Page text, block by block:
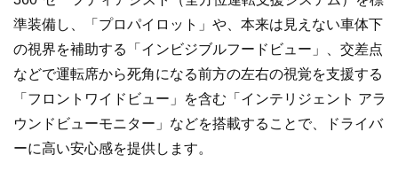
準装備し、「プロパイロット」や、本来は見えない車体下
の視界を補助する「インビジブルフードビュー」、交差点
などで運転席から死角になる前方の左右の視覚を支援する
「フロントワイドビュー」を含む「インテリジェント アラ
ウンドビューモニター」などを搭載することで、ドライバ
ーに高い安心感を提供します。